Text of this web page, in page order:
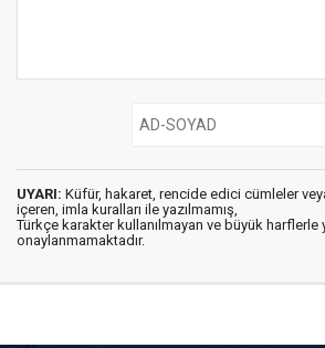
UYARI: Küfür, hakaret, rencide edici cümleler
içeren, imla kuralları ile yazılmamış,
Türkçe karakter kullanılmayan ve büyük harflerle
onaylanmamaktadır.